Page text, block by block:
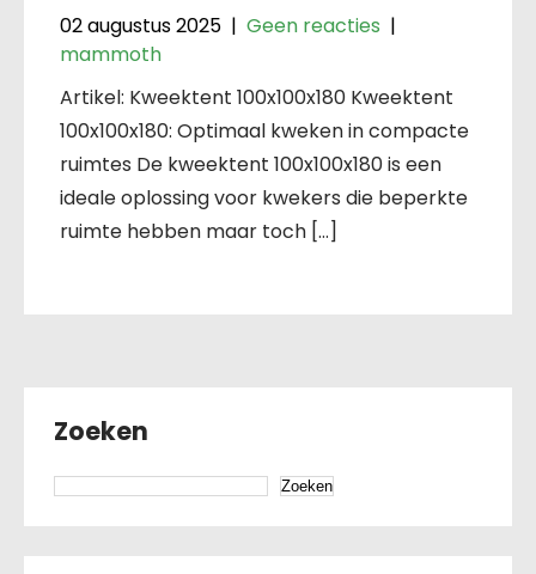
02 augustus 2025 | Geen reacties |
mammoth
Artikel: Kweektent 100x100x180 Kweektent
100x100x180: Optimaal kweken in compacte
ruimtes De kweektent 100x100x180 is een
ideale oplossing voor kwekers die beperkte
ruimte hebben maar toch […]
Zoeken
Zoeken